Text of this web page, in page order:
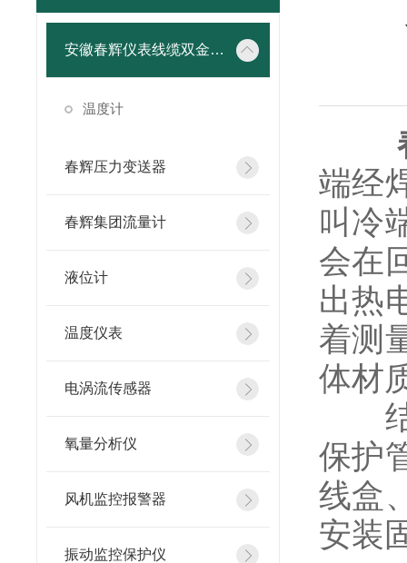
安徽春辉仪表线缆双金属温度计
温度计
春辉压力变送器
春辉集团流量计
液位计
温度仪表
电涡流传感器
氧量分析仪
风机监控报警器
振动监控保护仪
端经
叫冷
会在
出热
着测
体材
结
保护
线盒
安装